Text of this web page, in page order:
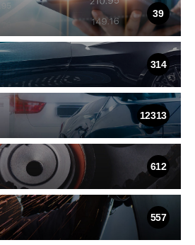
39
314
12313
612
557